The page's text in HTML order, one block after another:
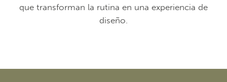
que transforman la rutina en una experiencia de
diseño.